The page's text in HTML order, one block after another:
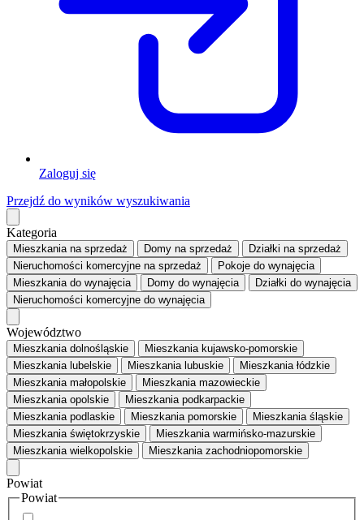
Zaloguj się
Przejdź do wyników wyszukiwania
Kategoria
Mieszkaniana sprzedaż Domy na sprzedaż Działki na sprzedaż
Nieruchomości komercyjne na sprzedaż Pokoje do wynajęcia
Mieszkaniado wynajęcia Domy do wynajęcia Działki do wynajęcia
Nieruchomości komercyjne do wynajęcia
Województwo
Mieszkania dolnośląskie
Mieszkania kujawsko-pomorskie
Mieszkania lubelskie
Mieszkania lubuskie
Mieszkania łódzkie
Mieszkania małopolskie
Mieszkania mazowieckie
Mieszkania opolskie
Mieszkania podkarpackie
Mieszkania podlaskie
Mieszkania pomorskie
Mieszkania śląskie
Mieszkania świętokrzyskie
Mieszkania warmińsko-mazurskie
Mieszkania wielkopolskie
Mieszkania zachodniopomorskie
Powiat
Powiat